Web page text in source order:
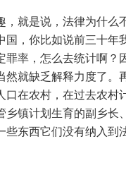
就是说，法律为什么
，你比如说前三十年
率，怎么去统计啊？
就缺乏解释力度了。
在农村，在过去农村
镇计划生育的副乡长
东西它们没有纳入到